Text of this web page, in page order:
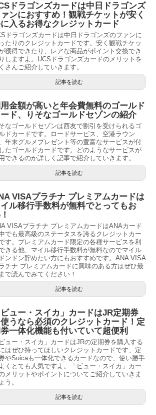
ドラゴンズカードは中日ドラゴンズ
ンにおすすめ！観戦チケットが安く
入るお得なクレジットカード
ドラゴンズカードは中日ドラゴンズのファンに
たりのクレジットカードです。安く観戦チケッ
獲得できたり、レアな商品がポイント交換でき
しますよ。UCSドラゴンズカードのメリットを
さんご紹介していきます。
記事を読む
金額が高いと年会費無料のゴールド
ド、りそなゴールドセゾンの紹介
なゴールドセゾンは西友で割引を受けられるゴ
ドカードです。ロードサービス、空港ラウン
年末グルメプレゼント等の豊富なサービスが付
たゴールドカードです。どのようなサービスが
できるのか詳しく記事で紹介していきます。
記事を読む
VISAプラチナ プレミアムカードは
ル移行手数料が無料でとってもお
VISAプラチナ プレミアムカードはANAカード
でも最高級のステータスを誇るクレジットカー
す。プレミアムカード限定の各種サービスを利
きる他、マイル移行手数料が無料なのでマイル
ンドン貯めたい方にもおすすめです。ANA VISA
チナ プレミアムカードに興味のある方はぜひ最
で読んでみてください！
記事を読む
ビュー・スイカ」カードはJR定期券
うなら必須のクレジットカード！定
一体化機能も付いていて超便利
ビュー・スイカ」カードはJRの定期券を購入する
はぜひ持ってほしいクレジットカードです、定
やSuicaも一体化できるカードなので、使い勝手
くとても人気ですよ。「ビュー・スイカ」カー
メリットやポイントについてご紹介していきま
う。
記事を読む